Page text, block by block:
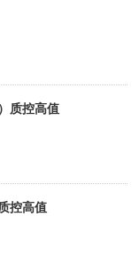
质控高值
控高值